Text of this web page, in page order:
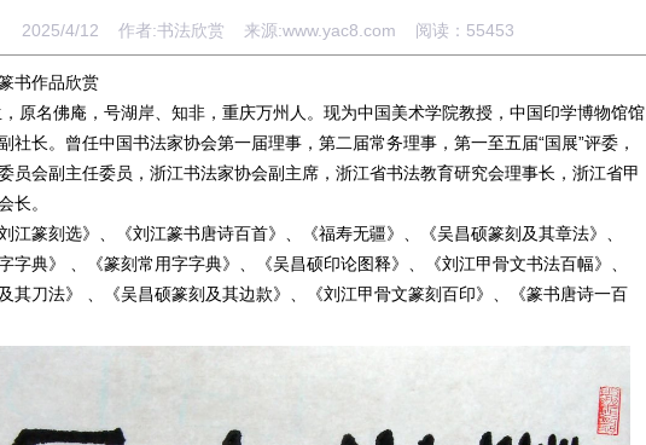
2025/4/12 作者:书法欣赏 来源:www.yac8.com 阅读： 55453
书作品欣赏
原名佛庵，号湖岸、知非，重庆万州人。现为中国美术学院教授，中国印学博物馆馆
社长。曾任中国书法家协会第一届理事，第二届常务理事，第一至五届“国展”评委，
员会副主任委员，浙江书法家协会副主席，浙江省书法教育研究会理事长，浙江省甲
长。
江篆刻选》、《刘江篆书唐诗百首》、《福寿无疆》、《吴昌硕篆刻及其章法》、
字典》 、《篆刻常用字字典》、《吴昌硕印论图释》、《刘江甲骨文书法百幅》、
其刀法》 、《吴昌硕篆刻及其边款》、《刘江甲骨文篆刻百印》、《篆书唐诗一百